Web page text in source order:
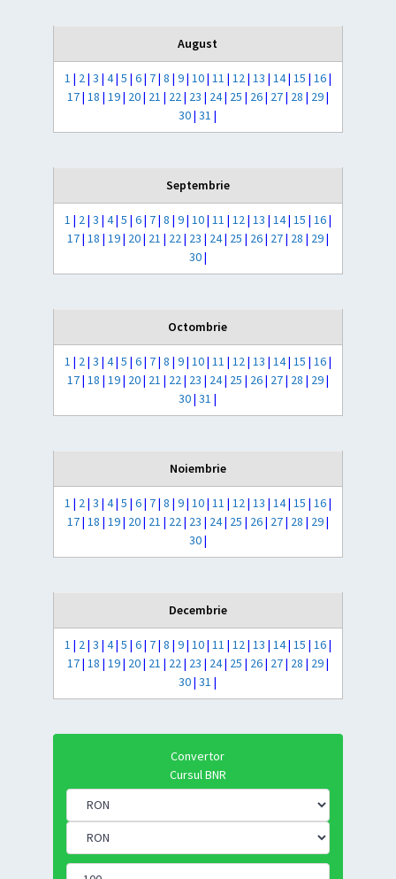
August
1 | 2| 3 | 4| 5 | 6| 7| 8 | 9| 10| 11 | 12| 13 | 14| 15 | 16|
17| 18 | 19| 20| 21 | 22| 23 | 24| 25 | 26| 27| 28 | 29|
30|31 |
Septembrie
1 | 2| 3 | 4| 5 | 6| 7| 8 | 9| 10| 11 | 12| 13 | 14| 15 | 16|
17| 18 | 19| 20| 21 | 22| 23 | 24| 25 | 26| 27| 28 | 29|
30|
Octombrie
1 | 2| 3 | 4| 5 | 6| 7| 8 | 9| 10| 11 | 12| 13 | 14| 15 | 16|
17| 18 | 19| 20| 21 | 22| 23 | 24| 25 | 26| 27| 28 | 29|
30|31 |
Noiembrie
1 | 2| 3 | 4| 5 | 6| 7| 8 | 9| 10| 11 | 12| 13 | 14| 15 | 16|
17| 18 | 19| 20| 21 | 22| 23 | 24| 25 | 26| 27| 28 | 29|
30|
Decembrie
1 | 2| 3 | 4| 5 | 6| 7| 8 | 9| 10| 11 | 12| 13 | 14| 15 | 16|
17| 18 | 19| 20| 21 | 22| 23 | 24| 25 | 26| 27| 28 | 29|
30|31 |
Convertor
Cursul BNR